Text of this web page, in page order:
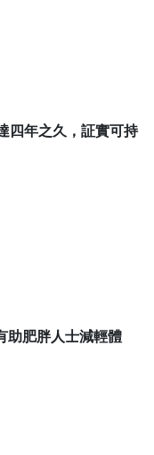
四年之久，証實可持
助肥胖人士減輕體